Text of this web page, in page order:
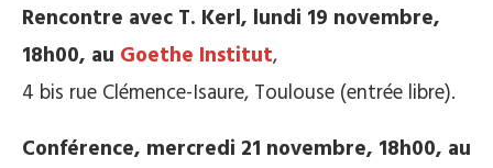
Rencontre avec T. Kerl, lundi 19 novembre,
18h00, au Goethe Institut,
4 bis rue Clémence-Isaure, Toulouse (entrée libre).
Conférence, mercredi 21 novembre, 18h00, au